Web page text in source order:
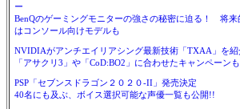
ー
BenQのゲーミングモニターの強さの秘密に迫る！ 将来
はコンソール向けモデルも
NVIDIAがアンチエイリアシング最新技術「TXAA」を紹
「アサクリ3」や「CoD:BO2」に合わせたキャンペーン
PSP「セブンスドラゴン２０２０-II」発売決定
40名にも及ぶ、ボイス選択可能な声優一覧も公開!!